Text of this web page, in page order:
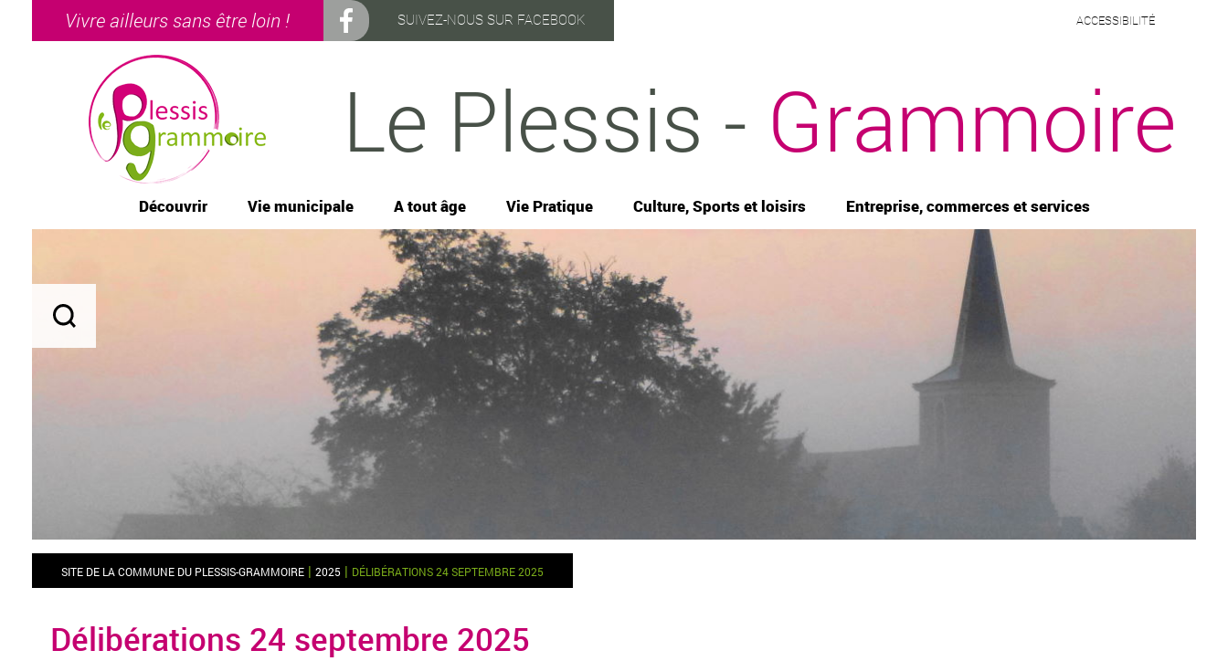
Vivre ailleurs sans être loin ! SUIVEZ-NOUS SUR FACEBOOK ACCESSIBILITÉ
Le Plessis - Grammoire
Découvrir Vie municipale A tout âge Vie Pratique Culture, Sports et loisirs Entreprise, commerces et services
SITE DE LA COMMUNE DU PLESSIS-GRAMMOIRE | 2025 | DÉLIBÉRATIONS 24 SEPTEMBRE 2025
Délibérations 24 septembre 2025